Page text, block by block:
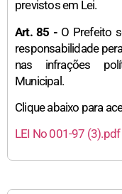
previstos em Lei.
Art. 85 -O Prefeito
responsabilidade
nas infrações
Municipal.
Clique abaixo para
LEI No 001-97 (3).pdf